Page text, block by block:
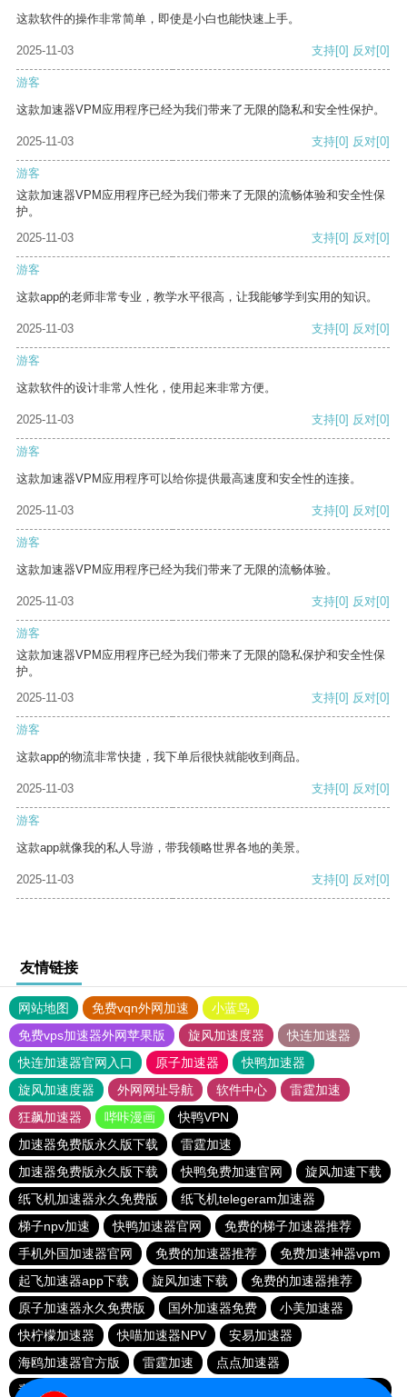
这款软件的操作非常简单，即使是小白也能快速上手。
2025-11-03 支持[0] 反对[0]
游客
这款加速器VPM应用程序已经为我们带来了无限的隐私和安全性保护。
2025-11-03 支持[0] 反对[0]
游客
这款加速器VPM应用程序已经为我们带来了无限的流畅体验和安全性保
护。
2025-11-03
支持[0] 反对[0]
游客
这款app的老师非常专业，教学水平很高，让我能够学到实用的知识。
2025-11-03 支持[0] 反对[0]
游客
这款软件的设计非常人性化，使用起来非常方便。
2025-11-03 支持[0] 反对[0]
游客
这款加速器VPM应用程序可以给你提供最高速度和安全性的连接。
2025-11-03 支持[0] 反对[0]
游客
这款加速器VPM应用程序已经为我们带来了无限的流畅体验。
2025-11-03 支持[0] 反对[0]
游客
这款加速器VPM应用程序已经为我们带来了无限的隐私保护和安全性保
护。
2025-11-03
支持[0] 反对[0]
游客
这款app的物流非常快捷，我下单后很快就能收到商品。
2025-11-03 支持[0] 反对[0]
游客
这款app就像我的私人导游，带我领略世界各地的美景。
2025-11-03 支持[0] 反对[0]
友情链接
网站地图 免费vqn外网加速
小蓝鸟
免费vps加速器外网苹果版
旋风加速度器
快连加速器
快连加速器官网入口
原子加速器
快鸭加速器
旋风加速度器
外网网址导航 软件中心
雷霆加速
狂飙加速器
哔咔漫画
快鸭VPN
加速器免费版永久版下载
雷霆加速
加速器免费版永久版下载
快鸭免费加速官网
旋风加速下载
纸飞机加速器永久免费版
纸飞机telegeram加速器
梯子npv加速
快鸭加速器官网
免费的梯子加速器推荐
手机外国加速器官网
免费的加速器推荐
免费加速神器vpm
起飞加速器app下载
旋风加速下载
免费的加速器推荐
原子加速器永久免费版
国外加速器免费
小美加速器
快柠檬加速器
快喵加速器NPV
安易加速器
海鸥加速器官方版
雷霆加速
点点加速器
毒舌加速器破解版永久免费
快喵加速器NPV